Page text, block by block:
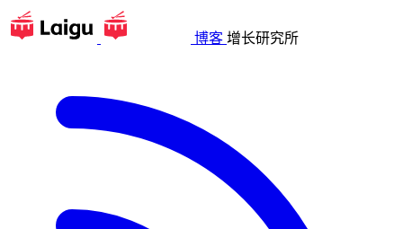
博客 增长研究所